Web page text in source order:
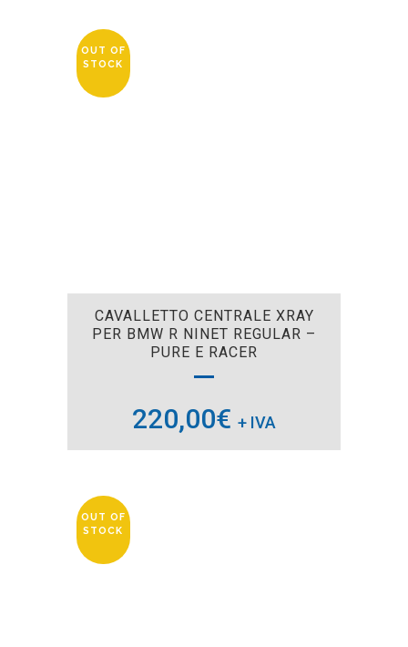
OUT OF
STOCK
CAVALLETTO CENTRALE XRAY
PER BMW R NINET REGULAR –
PURE E RACER
220,00€ + IVA
OUT OF
STOCK